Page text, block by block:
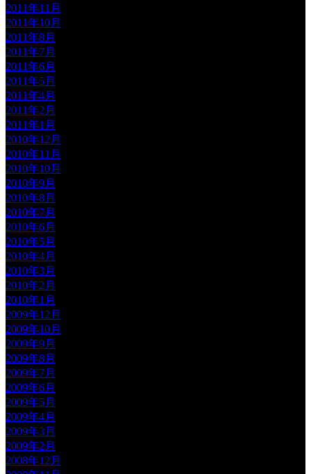
2011年11月
2011年10月
2011年8月
2011年7月
2011年6月
2011年5月
2011年4月
2011年2月
2011年1月
2010年12月
2010年11月
2010年10月
2010年9月
2010年8月
2010年7月
2010年6月
2010年5月
2010年4月
2010年3月
2010年2月
2010年1月
2009年12月
2009年10月
2009年9月
2009年8月
2009年7月
2009年6月
2009年5月
2009年4月
2009年3月
2009年2月
2008年12月